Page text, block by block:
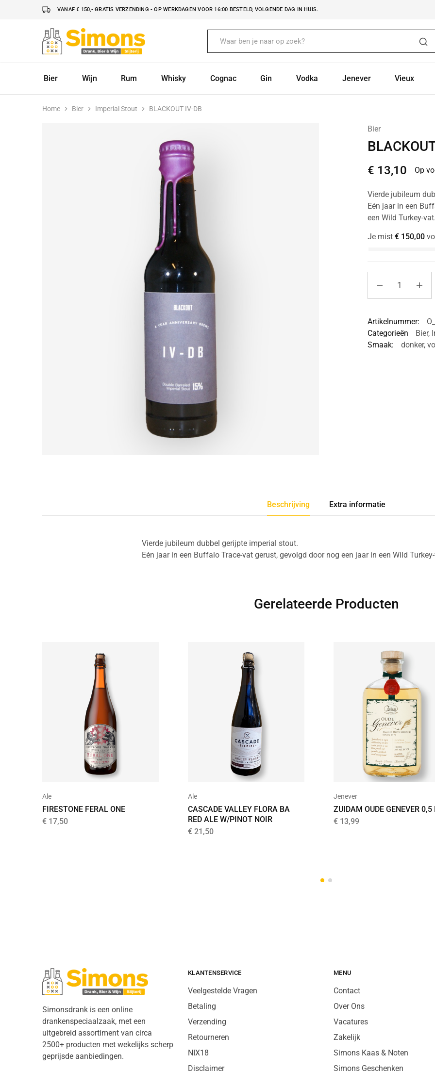
VANAF € 150,- GRATIS VERZENDING - OP WERKDAGEN VOOR 16:00 BESTELD, VOLGENDE DAG IN HUIS.
Simonsdrank.nl
Drank,
Bier
Bier
Wijn Rum Whisky Cognac Gin Vodka Jenever Vieux
Home Bier Imperial Stout BLACKOUT IV-DB
Bier
€ 13,10 Op
Vierde jubileum
Eén jaar in een
een Wild Turkey-
Je mist €150,00
Artikelnummer:
Categorieën
Bier,
Smaak:
donker,
Beschrijving Extra informatie
Vierde jubileum dubbel gerijpte imperial stout.
Eén jaar in een Buffalo Trace-vat gerust, gevolgd door nog een jaar in een Wild
Gerelateerde Producten
Ale
FIRESTONE FERAL ONE
€ 17,50
Ale
CASCADE VALLEY FLORA BA
RED ALE W/PINOT NOIR
€ 21,50
Jenever
ZUIDAM OUDE GENEVER 0,5
€ 13,99
Simonsdrank is een online
drankenspeciaalzaak, met een
uitgebreid assortiment van circa
2500+ producten met wekelijks scherp
geprijsde aanbiedingen.
KLANTENSERVICE
Veelgestelde Vragen
Betaling
Verzending
Retourneren
NIX18
Disclaimer
MENU
Contact
Over Ons
Vacatures
Zakelijk
Simons Kaas & Noten
Simons Geschenken